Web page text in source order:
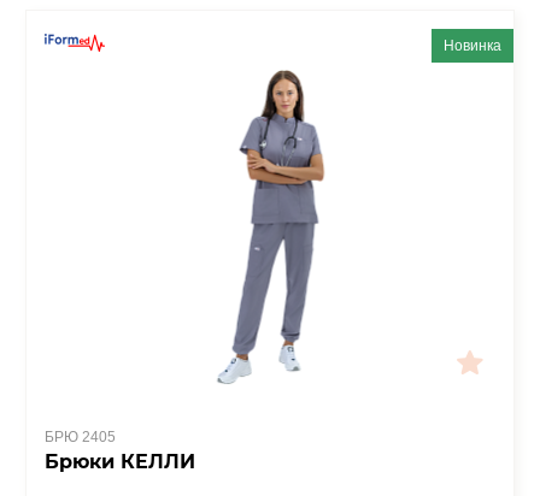
Новинка
БРЮ 2405
Брюки КЕЛЛИ